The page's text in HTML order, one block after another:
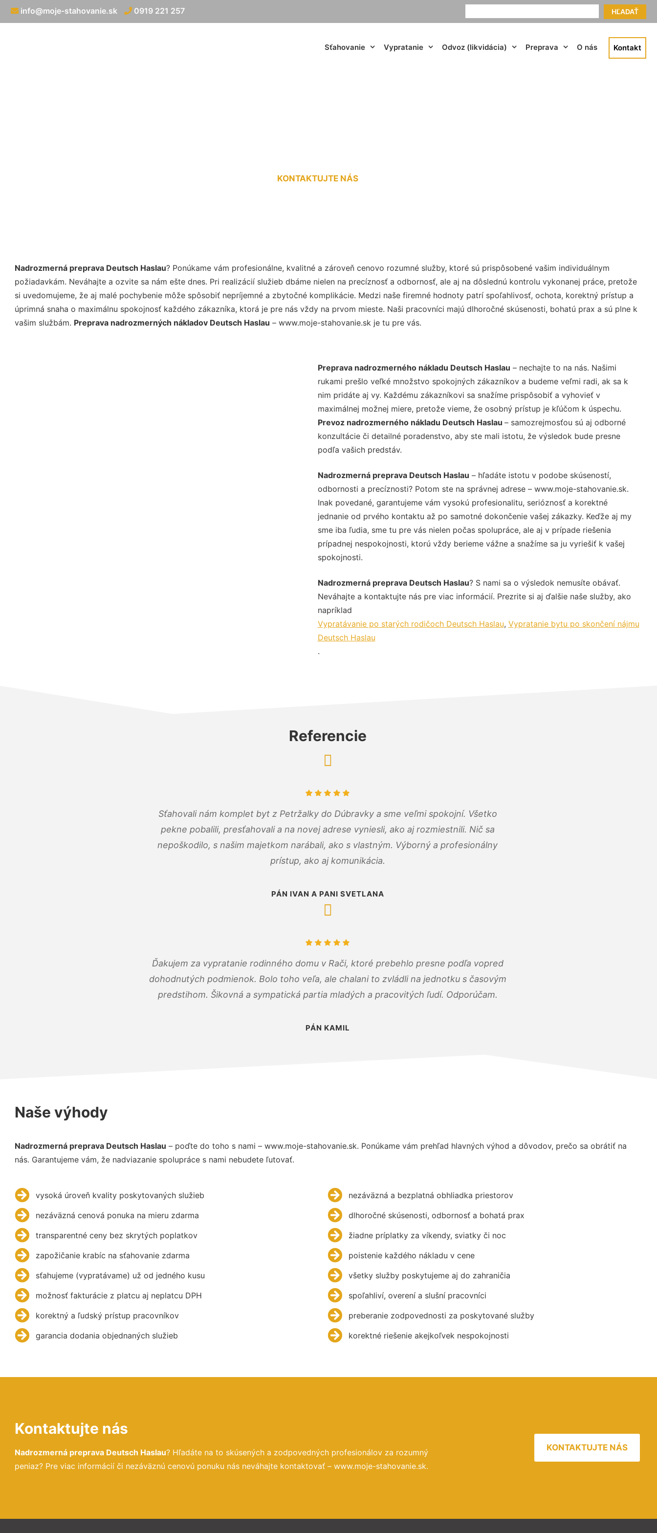
HĽADAŤ
info@moje-stahovanie.sk 0919 221 257
Sťahovanie Vypratanie Odvoz (likvidácia) Preprava O nás Kontakt
KONTAKTUJTE NÁS
Nadrozmerná preprava Deutsch Haslau? Ponúkame vám profesionálne, kvalitné a zároveň cenovo rozumné služby, ktoré sú prispôsobené vašim individuálnym
požiadavkám. Neváhajte a ozvite sa nám ešte dnes. Pri realizácií služieb dbáme nielen na precíznosť a odbornosť, ale aj na dôslednú kontrolu vykonanej práce, pretože
si uvedomujeme, že aj malé pochybenie môže spôsobiť nepríjemné a zbytočné komplikácie. Medzi naše firemné hodnoty patrí spoľahlivosť, ochota, korektný prístup a
úprimná snaha o maximálnu spokojnosť každého zákazníka, ktorá je pre nás vždy na prvom mieste. Naši pracovníci majú dlhoročné skúsenosti, bohatú prax a sú plne k
vašim službám. Preprava nadrozmerných nákladov Deutsch Haslau – www.moje-stahovanie.sk je tu pre vás.
Preprava nadrozmerného nákladu Deutsch Haslau – nechajte to na nás. Našimi
rukami prešlo veľké množstvo spokojných zákazníkov a budeme veľmi radi, ak sa k
nim pridáte aj vy. Každému zákazníkovi sa snažíme prispôsobiť a vyhovieť v
maximálnej možnej miere, pretože vieme, že osobný prístup je kľúčom k úspechu.
Prevoz nadrozmerného nákladu Deutsch Haslau – samozrejmosťou sú aj odborné
konzultácie či detailné poradenstvo, aby ste mali istotu, že výsledok bude presne
podľa vašich predstáv.
Nadrozmerná preprava Deutsch Haslau – hľadáte istotu v podobe skúseností,
odbornosti a precíznosti? Potom ste na správnej adrese – www.moje-stahovanie.sk.
Inak povedané, garantujeme vám vysokú profesionalitu, serióznosť a korektné
jednanie od prvého kontaktu až po samotné dokončenie vašej zákazky. Keďže aj my
sme iba ľudia, sme tu pre vás nielen počas spolupráce, ale aj v prípade riešenia
prípadnej nespokojnosti, ktorú vždy berieme vážne a snažíme sa ju vyriešiť k vašej
spokojnosti.
Nadrozmerná preprava Deutsch Haslau? S nami sa o výsledok nemusíte obávať.
Neváhajte a kontaktujte nás pre viac informácií. Prezrite si aj ďalšie naše služby, ako
napríklad
Vypratávanie po starých rodičoch Deutsch Haslau, Vypratanie bytu po skončení nájmu
Deutsch Haslau
.
Referencie
Sťahovali nám komplet byt z Petržalky do Dúbravky a sme veľmi spokojní. Všetko
pekne pobalili, presťahovali a na novej adrese vyniesli, ako aj rozmiestnili. Nič sa
nepoškodilo, s našim majetkom narábali, ako s vlastným. Výborný a profesionálny
prístup, ako aj komunikácia.
PÁN IVAN A PANI SVETLANA
Ďakujem za vypratanie rodinného domu v Rači, ktoré prebehlo presne podľa vopred
dohodnutých podmienok. Bolo toho veľa, ale chalani to zvládli na jednotku s časovým
predstihom. Šikovná a sympatická partia mladých a pracovitých ľudí. Odporúčam.
PÁN KAMIL
Naše výhody
Nadrozmerná preprava Deutsch Haslau – poďte do toho s nami – www.moje-stahovanie.sk. Ponúkame vám prehľad hlavných výhod a dôvodov, prečo sa obrátiť na
nás. Garantujeme vám, že nadviazanie spolupráce s nami nebudete ľutovať.
vysoká úroveň kvality poskytovaných služieb
nezáväzná cenová ponuka na mieru zdarma
transparentné ceny bez skrytých poplatkov
zapožičanie krabíc na sťahovanie zdarma
sťahujeme (vypratávame) už od jedného kusu
možnosť fakturácie z platcu aj neplatcu DPH
korektný a ľudský prístup pracovníkov
garancia dodania objednaných služieb
nezáväzná a bezplatná obhliadka priestorov
dlhoročné skúsenosti, odbornosť a bohatá prax
žiadne príplatky za víkendy, sviatky či noc
poistenie každého nákladu v cene
všetky služby poskytujeme aj do zahraničia
spoľahliví, overení a slušní pracovníci
preberanie zodpovednosti za poskytované služby
korektné riešenie akejkoľvek nespokojnosti
Kontaktujte nás
Nadrozmerná preprava Deutsch Haslau? Hľadáte na to skúsených a zodpovedných profesionálov za rozumný
peniaz? Pre viac informácií či nezáväznú cenovú ponuku nás neváhajte kontaktovať – www.moje-stahovanie.sk.
KONTAKTUJTE NÁS